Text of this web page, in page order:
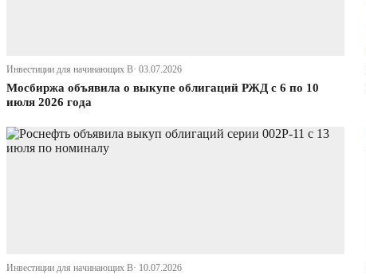
Инвестиции для начинающих В· 03.07.2026
Мосбиржа объявила о выкупе облигаций РЖД с 6 по 10
июля 2026 года
Инвестиции для начинающих В· 10.07.2026